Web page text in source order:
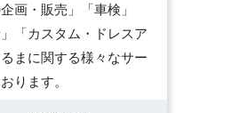
画・販売」「車検」
」「カスタム・ドレスア
まに関する様々なサー
ります。